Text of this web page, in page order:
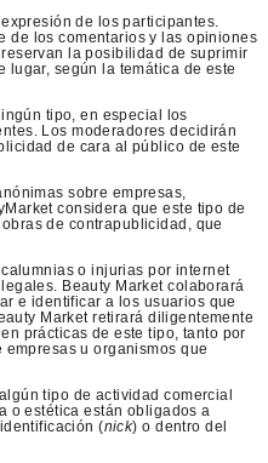
de los participantes.
de los comentarios y las opiniones
la posibilidad de suprimir
lugar, según la temática de este
tipo, en especial los
Los moderadores decidirán
de cara al público de este
sobre empresas,
considera que este tipo de
de contrapublicidad, que
o injurias por internet
Beauty Market colaborará
e identificar a los usuarios que
Market retirará diligentemente
prácticas de este tipo, tanto por
u organismos que
tipo de actividad comercial
o estética están obligados a
(nick) o dentro del